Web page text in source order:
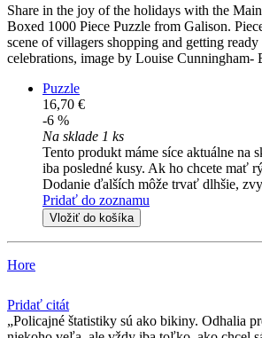
Share in the joy of the holidays with the
Boxed 1000 Piece Puzzle from Galison.
scene of villagers shopping and getting
celebrations, image by Louise Cunningham-
Puzzle
16,70 €
-6 %
Na sklade 1 ks
Tento produkt máme síce aktuálne na
iba posledné kusy. Ak ho chcete mať
Dodanie ďalších môže trvať dlhšie,
Pridať do zoznamu
Vložiť do košíka
Hore
Pridať citát
Policajné štatistiky sú ako bikiny. Odhalia